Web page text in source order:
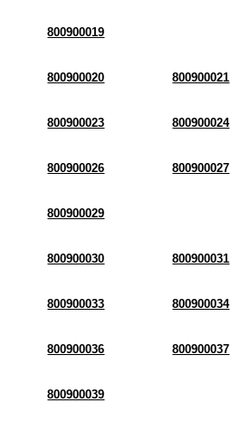
800900019
800900020 800900021
800900023 800900024
800900026 800900027
800900029
800900030 800900031
800900033 800900034
800900036 800900037
800900039